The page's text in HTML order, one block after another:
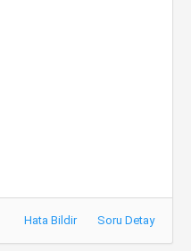
Hata Bildir Soru Detay